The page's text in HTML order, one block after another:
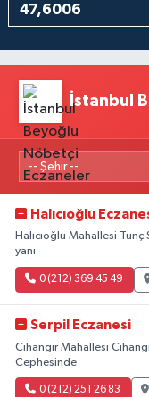
İstanbul
Halıcıoğlu
Halıcıoğlu Mahallesi Tunç
yanı
0 (212) 369 45 49
Serpil Eczanesi
Cihangir Mahallesi
Cephesinde
0 (212) 251 26 83